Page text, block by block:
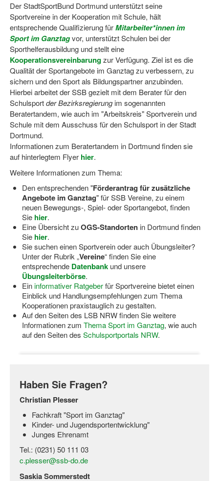
Mini-Sportabzeichen
Sportgutschein 4.0
SportartCheck
Sport im Ganztag
Sport vor Ort
Integration durch Sport
NRW bewegt seine KINDER!
Bewegt zu Hause
Bewegt ÄLTER werden in NRW!
Bewegt GESUND bleiben in NRW!
Aktionen zu "Bewegt Älter werden" / "Bewegt gesund
Bewegungsmodel
SSB-Sport
Gymnastik und Entspannung für Frauen
Koronarsport
Seniorensport
Wassergymnastik / Aqua-Step
Wir über uns "Leitbild"
Vorstand Sportjugend
Vereinsentwicklung – Zeig dein Profil
Ferienfreizeiten
Der StadtSportBund Dortmund unterstützt seine
Sportvereine in der Kooperation mit Schule, hält
entsprechende Qualifizierung fürMitarbeiter*innen im
Sport im Ganztagvor, unterstützt Schulen bei der
Sporthelferausbildung und stellt eine
Kooperationsvereinbarungzur Verfügung. Ziel ist es die
Qualität der Sportangebote im Ganztag zu verbessern, zu
sichern und den Sport als Bildungspartner anzubinden.
Hierbei arbeitet der SSB gezielt mit dem Berater für den
Schulsportder Bezirksregierungim sogenannten
Beratertandem, wie auch im "Arbeitskreis" Sportverein und
Schule mit dem Ausschuss für den Schulsport in der Stadt
Dortmund.
Informationen zum Beratertandem in Dortmund finden sie
auf hinterlegtem Flyer hier.
Weitere Informationen zum Thema:
Den entsprechenden "Förderantrag für zusätzliche
Angebote im Ganztag" für SSB Vereine, zu einem
neuen Bewegungs-, Spiel- oder Sportangebot, finden
Sie hier.
Eine Übersicht zuOGS-Standorten in Dortmund finden
Sie hier.
Sie suchen einen Sportverein oder auch Übungsleiter?
Unter der Rubrik „Vereine“ finden Sie eine
entsprechende Datenbank und unsere
Übungsleiterbörse.
Eininformativer Ratgeberfür Sportvereine bietet einen
Einblick und Handlungsempfehlungen zum Thema
Kooperationen praxistauglich zu gestalten.
Auf den Seiten des LSB NRW finden Sie weitere
Informationen zum Thema Sport im Ganztag, wie auch
auf den Seiten des Schulsportportals NRW.
Haben Sie Fragen?
Christian Plesser
Fachkraft "Sport im Ganztag"
Kinder- und Jugendsportentwicklung"
Junges Ehrenamt
Tel.: (0231) 50 111 03
c.plesser@ssb-do.de
Saskia Sommerstedt